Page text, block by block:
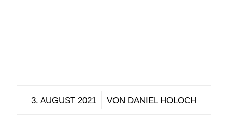
3. AUGUST 2021
/ VON DANIEL HOLOCH